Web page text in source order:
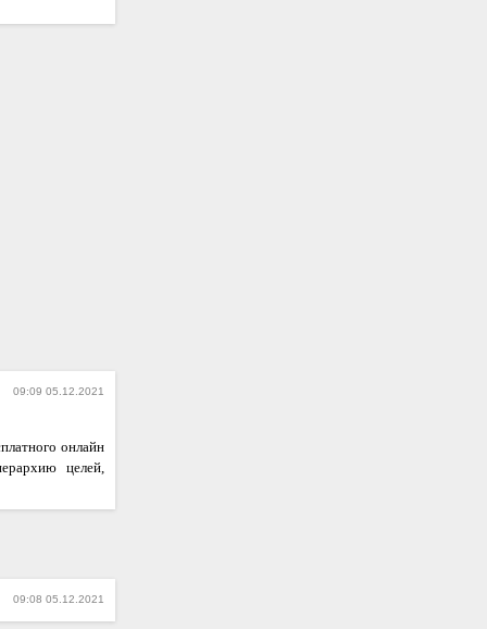
09:09 05.12.2021
онлайн
целей,
09:08 05.12.2021